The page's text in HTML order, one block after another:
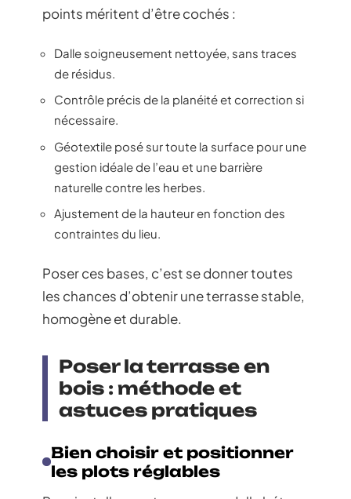
points méritent d’être cochés :
Dalle soigneusement nettoyée, sans traces
de résidus.
Contrôle précis de la planéité et correction si
nécessaire.
Géotextile posé sur toute la surface pour une
gestion idéale de l’eau et une barrière
naturelle contre les herbes.
Ajustement de la hauteur en fonction des
contraintes du lieu.
Poser ces bases, c’est se donner toutes
les chances d’obtenir une terrasse stable,
homogène et durable.
Poser la terrasse en
bois : méthode et
astuces pratiques
Bien choisir et positionner
les plots réglables